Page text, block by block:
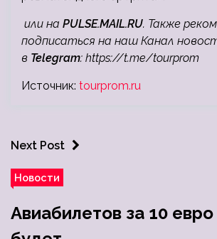
или на PULSE.MAIL.RU. Также
подписаться на наш Канал
в Telegram: https://t.me/tourprom
Источник: tourprom.ru
Next Post
Новости
Авиабилетов за 10